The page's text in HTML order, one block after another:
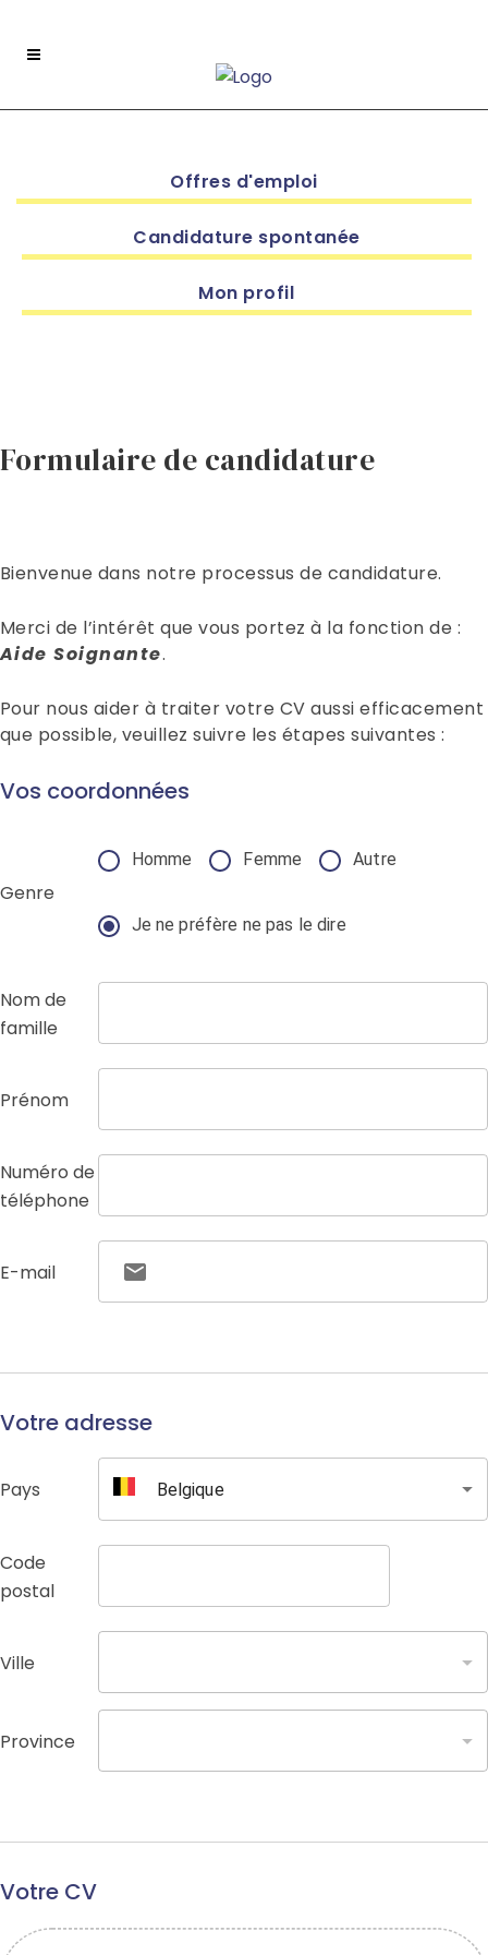
Offres d'emploi
Candidature spontanée
Mon profil
Formulaire de candidature
Bienvenue dans notre processus de candidature.
Merci de l’intérêt que vous portez à la fonction de :
Aide Soignante.
Pour nous aider à traiter votre CV aussi efficacement
que possible, veuillez suivre les étapes suivantes :
Vos coordonnées
Genre
Homme Femme Autre
Je ne préfère ne pas le dire
Nom de
famille
Prénom
Numéro de
téléphone
E-mail
Votre adresse
Pays Belgique
Code
postal
Ville
Province
Votre CV